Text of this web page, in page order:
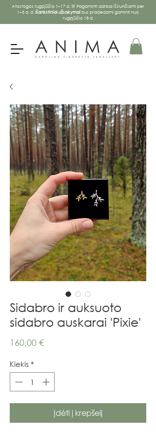
Atostogos rugpjūčio 1–17 d. 🌸 Pagaminti darbai išsiunčiami per
1–3 d. d.Išankstiniai užsakymaibus pradedami gaminti nuo
rugpjūčio 18 d.
Sidabro ir auksuoto
sidabro auskarai 'Pixie'
160,00 €Price
Kiekis *
Įdėti į krepšelį